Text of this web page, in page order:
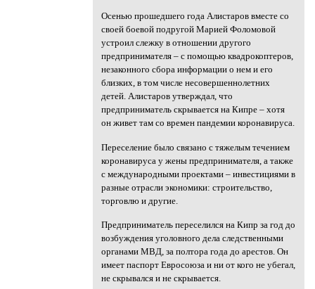
Осенью прошедшего года Алистаров вместе со
своей боевой подругой Марией Фоломовой
устроил слежку в отношении другого
предпринимателя – с помощью квадрокоптеров,
незаконного сбора информации о нем и его
близких, в том числе несовершеннолетних
детей. Алистаров утверждал, что
предприниматель скрывается на Кипре – хотя
он живет там со времен пандемии коронавируса.
Переселение было связано с тяжелым течением
коронавируса у жены предпринимателя, а также
с международными проектами – инвестициями в
разные отрасли экономики: строительство,
торговлю и другие.
Предприниматель переселился на Кипр за год до
возбуждения уголовного дела следственными
органами МВД, за полтора года до арестов. Он
имеет паспорт Евросоюза и ни от кого не убегал,
не скрывался и не скрывается.